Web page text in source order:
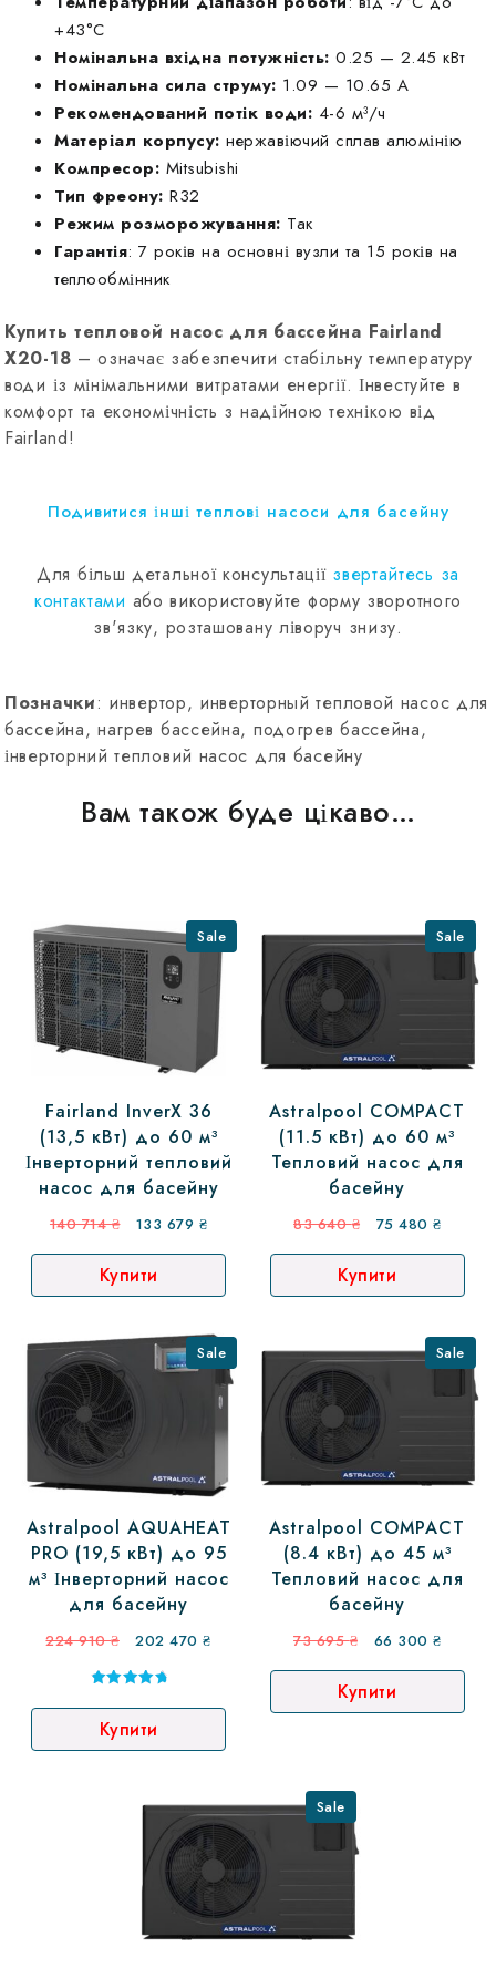
+43°C
Номінальна вхідна потужність: 0.25 — 2.45 кВт
Номінальна сила струму: 1.09 — 10.65 А
Рекомендований потік води: 4-6 м³/ч
Матеріал корпусу: нержавіючий сплав алюмінію
Компресор: Mitsubishi
Тип фреону: R32
Режим розморожування: Так
Гарантія: 7 років на основні вузли та 15 років на
теплообмінник
Купить тепловой насос для бассейна Fairland
X20-18 – означає забезпечити стабільну температуру
води із мінімальними витратами енергії. Інвестуйте в
комфорт та економічність з надійною технікою від
Fairland!
Подивитися інші теплові насоси для басейну
Для більш детальної консультації звертайтесь за
контактами або використовуйте форму зворотного
зв'язку, розташовану ліворуч знизу.
Позначки: инвертор, инверторный тепловой насос для
бассейна, нагрев бассейна, подогрев бассейна,
інверторний тепловий насос для басейну
Вам також буде цікаво…
Sale
Fairland InverX 36
(13,5 кВт) до 60 м³
Інверторний тепловий
насос для басейну
140 714₴
Оригінальна
ціна:
140
714 ₴.
133 679 ₴Поточна
ціна:
679 ₴.
Купити
Sale
Astralpool COMPACT
(11.5 кВт) до 60 м³
Тепловий насос для
басейну
83 640₴
Оригінальна
ціна:
83
640 ₴.
75 480₴
ціна:
480 ₴.
Купити
Sale
Astralpool AQUAHEAT
PRO (19,5 кВт) до 95
м³ Інверторний насос
для басейну
224 910₴
Оригінальна
ціна:
224
202 470₴Поточна
470 ₴.
5.00
з 5
Купити
Sale
Astralpool COMPACT
(8.4 кВт) до 45 м³
Тепловий насос для
басейну
73 695₴
Оригінальна
ціна:
73
695 ₴.
66 300₴
ціна:
300 ₴.
Купити
Sale